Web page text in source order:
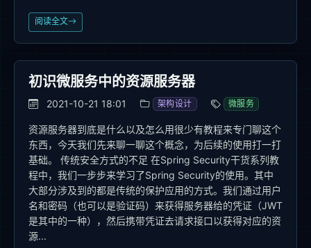
阅读全文
初识微服务中的资源服务器
2021-10-21 18:01 架构设计 微服务
资源服务器到底是什么以及怎么用很少有教程来专门聊这个
东西，今天我们先来聊一聊这个概念，为后续的使用打一打
基础。 传统安全方式的不足 在Spring Security干货系列教
程中，我们一步步来学习了Spring Security的使用。其中
大部分涉及到的都是传统的保护应用的方式。我们通过用户
名和密码（也可以是验证码）来获得服务器给的凭证（JWT
是其中的一种），然后携带凭证去请求接口以获得对应的资
源...